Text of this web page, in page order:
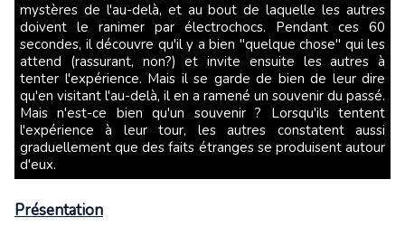
mystères de l'au-delà, et au bout de laquelle les autres
doivent le ranimer par électrochocs. Pendant ces 60
secondes, il découvre qu'il y a bien "quelque chose" qui les
attend (rassurant, non?) et invite ensuite les autres à
tenter l'expérience. Mais il se garde de bien de leur dire
qu'en visitant l'au-delà, il en a ramené un souvenir du passé.
Mais n'est-ce bien qu'un souvenir ? Lorsqu'ils tentent
l'expérience à leur tour, les autres constatent aussi
graduellement que des faits étranges se produisent autour
d'eux.
Présentation